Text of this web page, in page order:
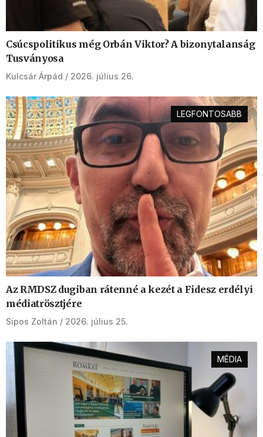
Csúcspolitikus még Orbán Viktor? A bizonytalanság
Tusványosa
Kulcsár Árpád 2026. július 26.
LEGFONTOSABB
Az RMDSZ dugiban rátenné a kezét a Fidesz erdélyi
médiatrösztjére
Sipos Zoltán 2026. július 25.
MÉDIA